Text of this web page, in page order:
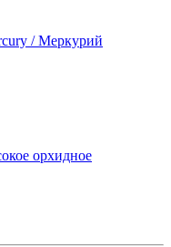
/ Меркурий
орхидное